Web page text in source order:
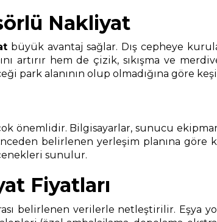
Nakliyat
büyük avantaj sağlar. Dış cepheye
artırır hem de çizik, sıkışma ve
alanının olup olmadığına göre keşif
önemlidir. Bilgisayarlar, sunucu
belirlenen yerleşim planına göre
sunulur.
Fiyatları
belirlenen verilerle netleştirilir. Eşya